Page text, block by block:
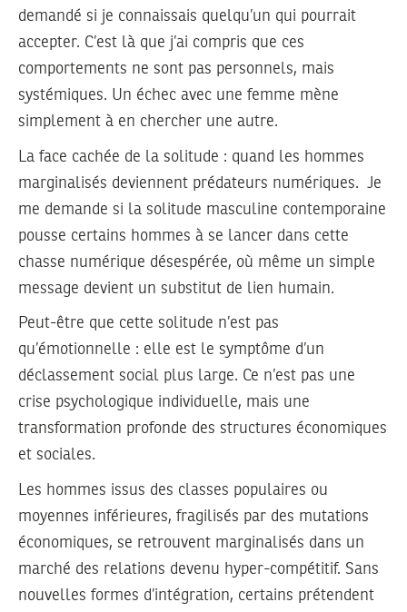
demandé si je connaissais quelqu’un qui pourrait
accepter. C’est là que j’ai compris que ces
comportements ne sont pas personnels, mais
systémiques. Un échec avec une femme mène
simplement à en chercher une autre.
La face cachée de la solitude : quand les hommes
marginalisés deviennent prédateurs numériques. Je
me demande si la solitude masculine contemporaine
pousse certains hommes à se lancer dans cette
chasse numérique désespérée, où même un simple
message devient un substitut de lien humain.
Peut-être que cette solitude n’est pas
qu’émotionnelle : elle est le symptôme d’un
déclassement social plus large. Ce n’est pas une
crise psychologique individuelle, mais une
transformation profonde des structures économiques
et sociales.
Les hommes issus des classes populaires ou
moyennes inférieures, fragilisés par des mutations
économiques, se retrouvent marginalisés dans un
marché des relations devenu hyper-compétitif. Sans
nouvelles formes d’intégration, certains prétendent